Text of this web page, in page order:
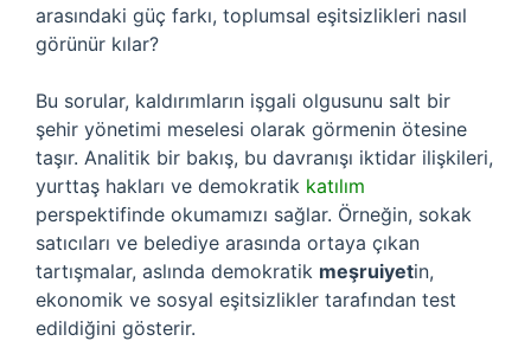
arasındaki güç farkı, toplumsal eşitsizlikleri nasıl
görünür kılar?
Bu sorular, kaldırımların işgali olgusunu salt bir
şehir yönetimi meselesi olarak görmenin ötesine
taşır. Analitik bir bakış, bu davranışı iktidar ilişkileri,
yurttaş hakları ve demokratik katılım
perspektifinde okumamızı sağlar. Örneğin, sokak
satıcıları ve belediye arasında ortaya çıkan
tartışmalar, aslında demokratik meşruiyetin,
ekonomik ve sosyal eşitsizlikler tarafından test
edildiğini gösterir.